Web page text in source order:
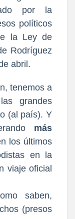
por la
políticos
la Ley de
Rodríguez
abril.
tenemos a
grandes
(al país). Y
más
los últimos
en la
viaje oficial
saben,
(presos